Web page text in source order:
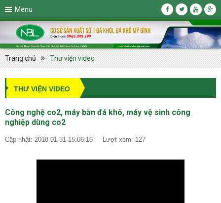
Menu
Trang chủ Thư viện video
THƯ VIỆN VIDEO
Công nghệ co2, máy bắn đá khô, máy vệ sinh công
nghiệp dùng co2
Cập nhật: 2018-01-31 15:06:16 Lượt xem: 127